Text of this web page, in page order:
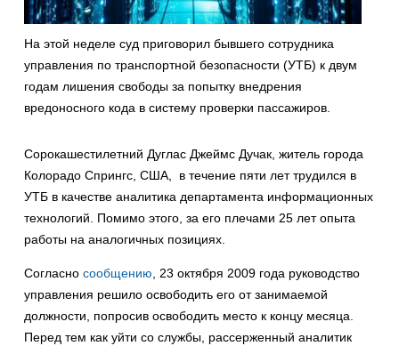
На этой неделе суд приговорил бывшего сотрудника
управления по транспортной безопасности (УТБ) к двум
годам лишения свободы за попытку внедрения
вредоносного кода в систему проверки пассажиров.
Сорокашестилетний Дуглас Джеймс Дучак, житель города
Колорадо Спрингс, США, в течение пяти лет трудился в
УТБ в качестве аналитика департамента информационных
технологий. Помимо этого, за его плечами 25 лет опыта
работы на аналогичных позициях.
Согласно сообщению, 23 октября 2009 года руководство
управления решило освободить его от занимаемой
должности, попросив освободить место к концу месяца.
Перед тем как уйти со службы, рассерженный аналитик